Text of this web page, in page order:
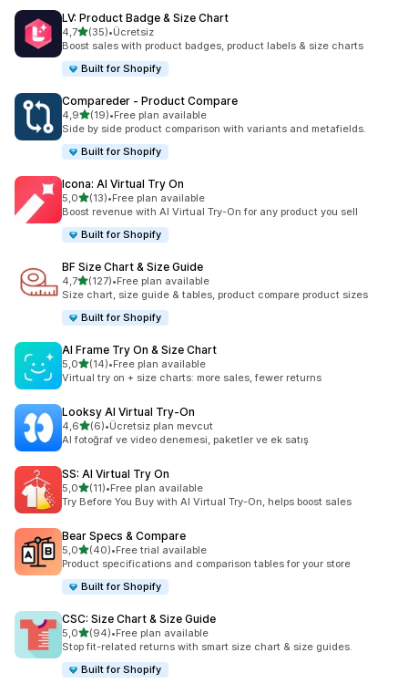
LV: Product Badge & Size Chart
4,75 yıldız üzerinden
(35)
toplam 35 değerlendirme
•Ücretsiz
Boost sales with product badges, product labels & size charts
Built for Shopify
Compareder ‑ Product Compare
4,95 yıldız üzerinden
(19)
toplam 19 değerlendirme
•Free plan available
Side by side product comparison with variants and metafields.
Built for Shopify
Icona: AI Virtual Try On
5,05 yıldız üzerinden
(13)
toplam 13 değerlendirme
•Free plan available
Boost revenue with AI Virtual Try-On for any product you sell
Built for Shopify
BF Size Chart & Size Guide
4,75 yıldız üzerinden
(127)
toplam 127 değerlendirme
•Free plan available
Size chart, size guide & tables, product compare product sizes
Built for Shopify
AI Frame Try On & Size Chart
5,05 yıldız üzerinden
(14)
toplam 14 değerlendirme
•Free plan available
Virtual try on + size charts: more sales, fewer returns
Looksy AI Virtual Try‑On
4,65 yıldız üzerinden
(6)
toplam 6 değerlendirme
•Ücretsiz plan mevcut
AI fotoğraf ve video denemesi, paketler ve ek satış
SS: AI Virtual Try On
5,05 yıldız üzerinden
(11)
toplam 11 değerlendirme
•Free plan available
Try Before You Buy with AI Virtual Try-On, helps boost sales
Bear Specs & Compare
5,05 yıldız üzerinden
(40)
toplam 40 değerlendirme
•Free trial available
Product specifications and comparison tables for your store
Built for Shopify
CSC: Size Chart & Size Guide
5,05 yıldız üzerinden
(94)
toplam 94 değerlendirme
•Free plan available
Stop fit-related returns with smart size chart & size guides.
Built for Shopify